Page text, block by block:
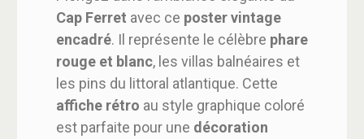
Cap Ferret avec ce poster vintage
encadré. Il représente le célèbre phare
rouge et blanc, les villas balnéaires et
les pins du littoral atlantique. Cette
affiche rétro au style graphique coloré
est parfaite pour une décoration